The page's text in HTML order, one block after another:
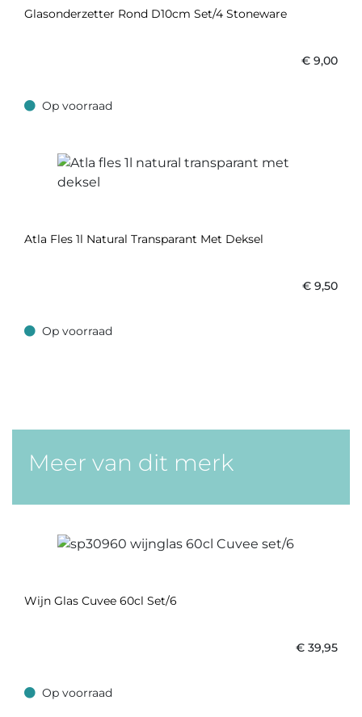
Glasonderzetter Rond D10cm Set/4 Stoneware
€ 9,00
Op voorraad
Op voorraad
Atla Fles 1l Natural Transparant Met Deksel
€ 9,50
Op voorraad
Op voorraad
Meer van dit merk
Wijn Glas Cuvee 60cl Set/6
€ 39,95
Op voorraad
Op voorraad